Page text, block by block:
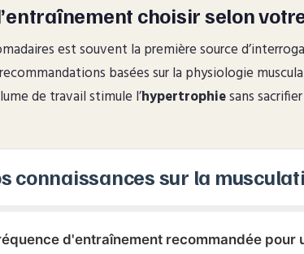
choisir selon
est souvent la première source
basées sur la physiologie
de travail stimule l’hypertrophiesans
connaissances sur la
d'entraînement recommandée pour